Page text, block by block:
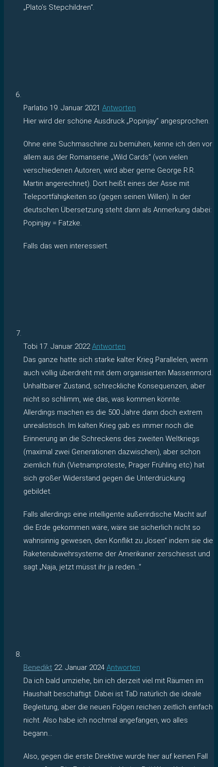
„Plato’s Stepchildren“.
Parlatio 19. Januar 2021 Antworten
Hier wird der schöne Ausdruck „Popinjay“ angesprochen.
Ohne eine Suchmaschine zu bemühen, kenne ich den vor
allem aus der Romanserie „Wild Cards“ (von vielen
verschiedenen Autoren, wird aber gerne George R.R.
Martin angerechnet). Dort heißt eines der Asse mit
Teleportfähigkeiten so (gegen seinen Willen). In der
deutschen Übersetzung steht dann als Anmerkung dabei:
Popinjay = Fatzke.
Falls das wen interessiert.
Tobi 17. Januar 2022 Antworten
Das ganze hatte sich starke kalter Krieg Parallelen, wenn
auch völlig überdreht mit dem organisierten Massenmord.
Unhaltbarer Zustand, schreckliche Konsequenzen, aber
nicht so schlimm, wie das, was kommen könnte.
Allerdings machen es die 500 Jahre dann doch extrem
unrealistisch. Im kalten Krieg gab es immer noch die
Erinnerung an die Schreckens des zweiten Weltkriegs
(maximal zwei Generationen dazwischen), aber schon
ziemlich früh (Vietnamproteste, Prager Frühling etc) hat
sich großer Widerstand gegen die Unterdrückung
gebildet.
Falls allerdings eine intelligente außerirdische Macht auf
die Erde gekommen wäre, wäre sie sicherlich nicht so
wahnsinnig gewesen, den Konflikt zu „lösen“ indem sie die
Raketenabwehrsysteme der Amerikaner zerschiesst und
sagt „Naja, jetzt müsst ihr ja reden…“
Benedikt 22. Januar 2024 Antworten
Da ich bald umziehe, bin ich derzeit viel mit Räumen im
Haushalt beschäftigt. Dabei ist TaD natürlich die ideale
Begleitung, aber die neuen Folgen reichen zeitlich einfach
nicht. Also habe ich nochmal angefangen, wo alles
begann…
Also, gegen die erste Direktive wurde hier auf keinen Fall